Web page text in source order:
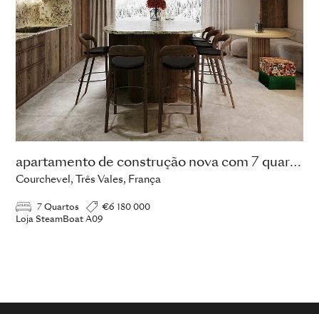
apartamento de construção nova com 7 quartos
Courchevel, Três Vales, França
7 Quartos
€6 180 000
Loja SteamBoat A09